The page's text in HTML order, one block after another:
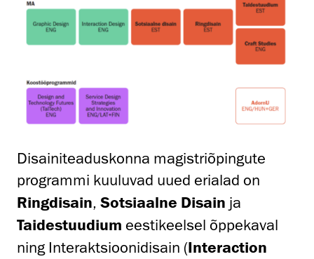
Disainiteaduskonna magistriõpingute
programmi kuuluvad uued erialad on
Ringdisain, Sotsiaalne Disain ja
Taidestuudium eestikeelsel õppekaval
ning Interaktsioonidisain (Interaction